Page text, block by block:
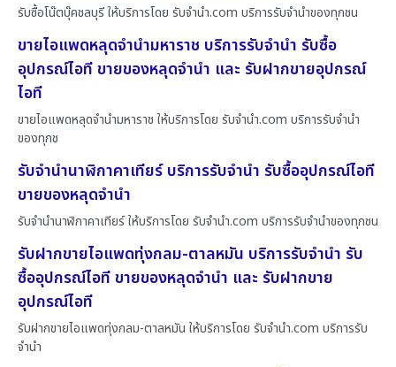
รับซื้อโน๊ตบุ๊คชลบุรี ให้บริการโดย รับจํานํา.com บริการรับจำนำของทุกชน
ขายไอแพดหลุดจำนำมหาราช บริการรับจำนำ รับซื้อ
อุปกรณ์ไอที ขายของหลุดจำนำ และ รับฝากขายอุปกรณ์
ไอที
ขายไอแพดหลุดจำนำมหาราช ให้บริการโดย รับจํานํา.com บริการรับจำนำ
ของทุกช
รับจำนำนาฬิกาคาเทียร์ บริการรับจำนำ รับซื้ออุปกรณ์ไอที
ขายของหลุดจำนำ
รับจำนำนาฬิกาคาเทียร์ ให้บริการโดย รับจํานํา.com บริการรับจำนำของทุกชน
รับฝากขายไอแพดทุ่งกลม-ตาลหมัน บริการรับจำนำ รับ
ซื้ออุปกรณ์ไอที ขายของหลุดจำนำ และ รับฝากขาย
อุปกรณ์ไอที
รับฝากขายไอแพดทุ่งกลม-ตาลหมัน ให้บริการโดย รับจํานํา.com บริการรับ
จำนำ